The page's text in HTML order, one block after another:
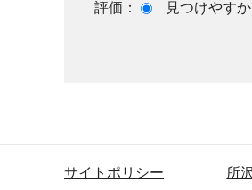
評価：
見つけやす
サイトポリシー 所